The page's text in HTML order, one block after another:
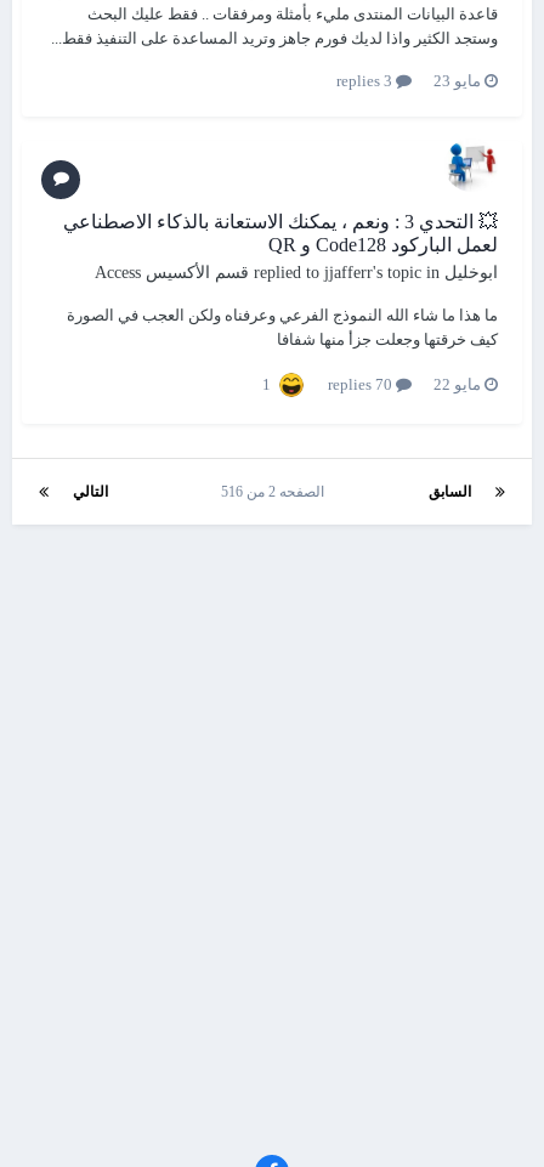
قاعدة البيانات المنتدى مليء بأمثلة ومرفقات .. فقط عليك البحث
وستجد الكثير واذا لديك فورم جاهز وتريد المساعدة على التنفيذ فقط...
مايو 23
💥 التحدي 3 : ونعم ، يمكنك الاستعانة بالذكاء الاصطناعي
لعمل الباركود Code128 و QR
ابوخليل jjafferr's topic in قسم الأكسيس Access
ما هذا ما شاء الله النموذج الفرعي وعرفناه ولكن العجب في الصورة
كيف خرقتها وجعلت جزأ منها شفافا
مايو 22 1
السابق التالي الصفحه 2 من 516